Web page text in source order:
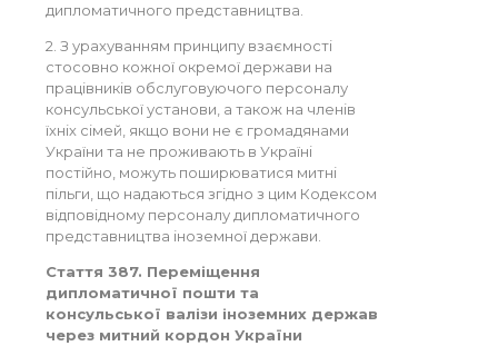
дипломатичного представництва.
2. З урахуванням принципу взаємності
стосовно кожної окремої держави на
працівників обслуговуючого персоналу
консульської установи, а також на членів
їхніх сімей, якщо вони не є громадянами
України та не проживають в Україні
постійно, можуть поширюватися митні
пільги, що надаються згідно з цим Кодексом
відповідному персоналу дипломатичного
представництва іноземної держави.
Стаття 387. Переміщення
дипломатичної пошти та
консульської валізи іноземних держав
через митний кордон України